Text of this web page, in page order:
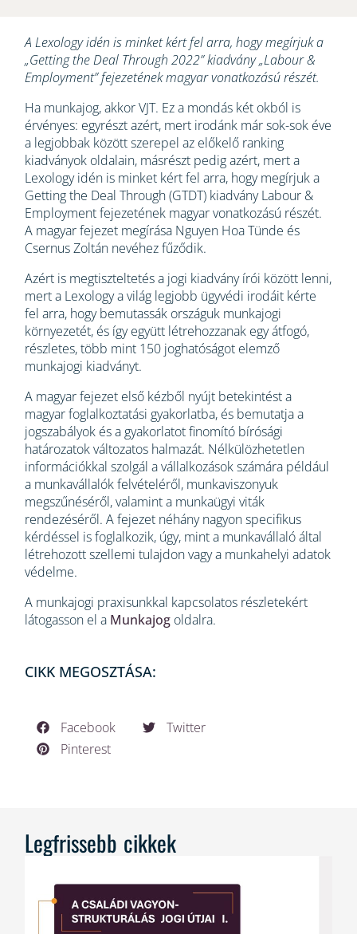
A Lexology idén is minket kért fel arra, hogy megírjuk a
„Getting the Deal Through 2022” kiadvány „Labour &
Employment” fejezetének magyar vonatkozású részét.
Ha munkajog, akkor VJT. Ez a mondás két okból is
érvényes: egyrészt azért, mert irodánk már sok-sok éve
a legjobbak között szerepel az előkelő ranking
kiadványok oldalain, másrészt pedig azért, mert a
Lexology idén is minket kért fel arra, hogy megírjuk a
Getting the Deal Through (GTDT) kiadvány Labour &
Employment fejezetének magyar vonatkozású részét.
A magyar fejezet megírása Nguyen Hoa Tünde és
Csernus Zoltán nevéhez fűződik.
Azért is megtiszteltetés a jogi kiadvány írói között lenni,
mert a Lexology a világ legjobb ügyvédi irodáit kérte
fel arra, hogy bemutassák országuk munkajogi
környezetét, és így együtt létrehozzanak egy átfogó,
részletes, több mint 150 joghatóságot elemző
munkajogi kiadványt.
A magyar fejezet első kézből nyújt betekintést a
magyar foglalkoztatási gyakorlatba, és bemutatja a
jogszabályok és a gyakorlatot finomító bírósági
határozatok változatos halmazát. Nélkülözhetetlen
információkkal szolgál a vállalkozások számára például
a munkavállalók felvételéről, munkaviszonyuk
megszűnéséről, valamint a munkaügyi viták
rendezéséről. A fejezet néhány nagyon specifikus
kérdéssel is foglalkozik, úgy, mint a munkavállaló által
létrehozott szellemi tulajdon vagy a munkahelyi adatok
védelme.
A munkajogi praxisunkkal kapcsolatos részletekért
látogasson el a Munkajog oldalra.
CIKK MEGOSZTÁSA:
Facebook
Twitter
Pinterest
Legfrissebb cikkek